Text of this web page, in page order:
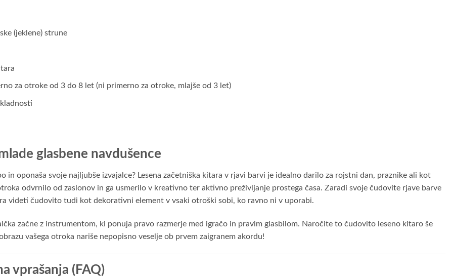
(jeklene) strune
za otroke od 3 do 8 let (ni primerno za otroke, mlajše od 3 let)
glasbene navdušence
in oponaša svoje najljubše izvajalce? Lesena začetniška kitara v rjavi barvi je idealno darilo za rojstni dan, praznike ali kot
odvrnilo od zaslonov in ga usmerilo v kreativno ter aktivno preživljanje prostega časa. Zaradi svoje čudovite rjave barve
videti čudovito tudi kot dekorativni element v vsaki otroški sobi, ko ravno ni v uporabi.
začne z instrumentom, ki ponuja pravo razmerje med igračo in pravim glasbilom. Naročite to čudovito leseno kitaro še
vašega otroka nariše nepopisno veselje ob prvem zaigranem akordu!
vprašanja (FAQ)